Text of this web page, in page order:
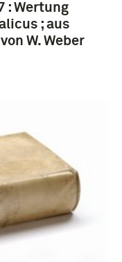
: Wertung
; aus
W. Weber